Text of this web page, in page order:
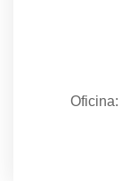
Oficina: